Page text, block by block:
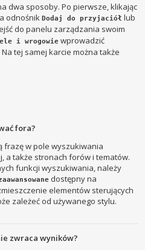
dwa sposoby. Po pierwsze, klikając
odnośnikDodaj do przyjaciół lub
do panelu zarządzania swoim
i wrogowie wprowadzić
tej samej karcie można także
fora?
frazę w pole wyszukiwania
a także stronach forów i tematów.
funkcji wyszukiwania, należy
dostępny na
elementów sterujących
zależeć od używanego stylu.
zwraca wyników?